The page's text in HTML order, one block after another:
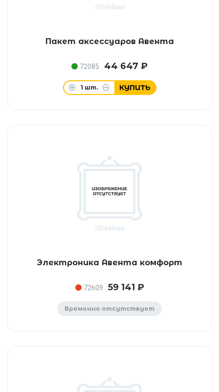
Пакет аксессуаров Авента
72085 44 647 ₽
1 шт. КУПИТЬ
Электроника Авента комфорт
72609 59 141 ₽
Временно отсутствует